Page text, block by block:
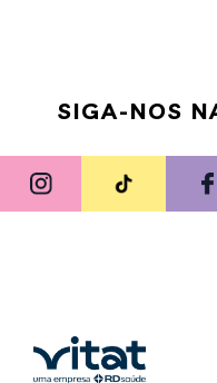
SIGA-NOS